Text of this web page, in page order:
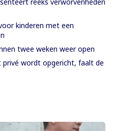
kinderen met een
twee weken weer open
privé wordt opgericht, faalt de